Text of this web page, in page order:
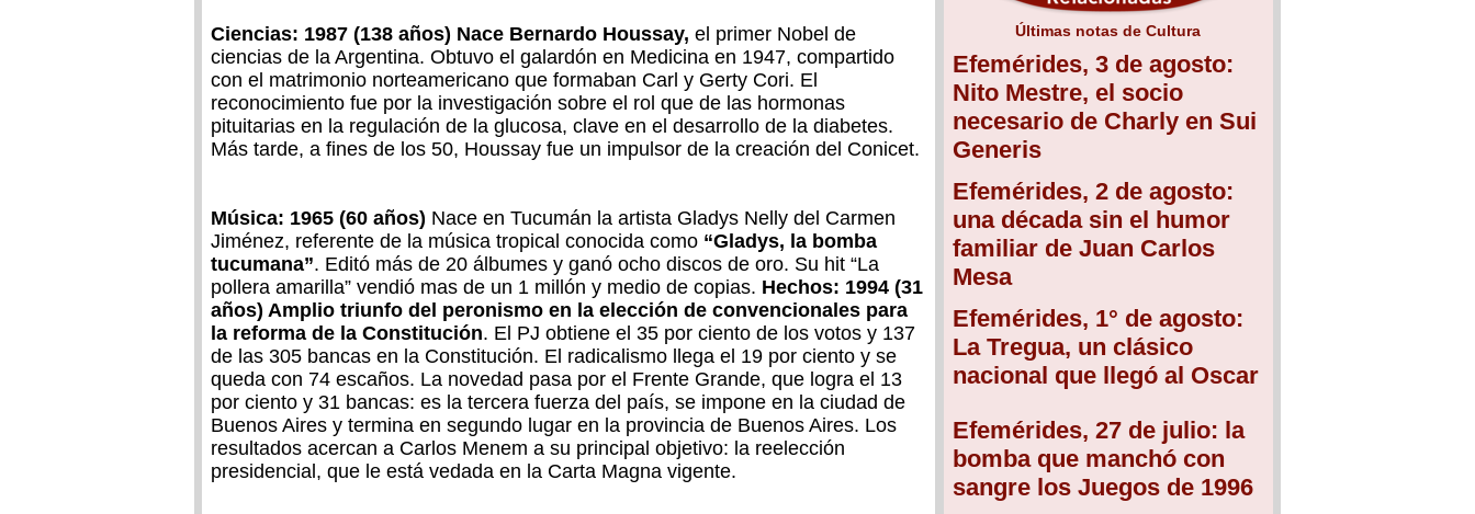
Últimas notas de Cultura
Efemérides, 3 de agosto:
Nito Mestre, el socio
necesario de Charly en Sui
Generis
Efemérides, 2 de agosto:
una década sin el humor
familiar de Juan Carlos
Mesa
Efemérides, 1° de agosto:
La Tregua, un clásico
nacional que llegó al Oscar
Efemérides, 27 de julio: la
bomba que manchó con
sangre los Juegos de 1996
Ciencias: 1987 (138 años) Nace Bernardo Houssay, el primer Nobel de
ciencias de la Argentina. Obtuvo el galardón en Medicina en 1947, compartido
con el matrimonio norteamericano que formaban Carl y Gerty Cori. El
reconocimiento fue por la investigación sobre el rol que de las hormonas
pituitarias en la regulación de la glucosa, clave en el desarrollo de la diabetes.
Más tarde, a fines de los 50, Houssay fue un impulsor de la creación del Conicet.
Música: 1965 (60 años) Nace en Tucumán la artista Gladys Nelly del Carmen
Jiménez, referente de la música tropical conocida como “Gladys, la bomba
tucumana”. Editó más de 20 álbumes y ganó ocho discos de oro. Su hit “La
pollera amarilla” vendió mas de un 1 millón y medio de copias. Hechos: 1994 (31
años) Amplio triunfo del peronismo en la elección de convencionales para
la reforma de la Constitución. El PJ obtiene el 35 por ciento de los votos y 137
de las 305 bancas en la Constitución. El radicalismo llega el 19 por ciento y se
queda con 74 escaños. La novedad pasa por el Frente Grande, que logra el 13
por ciento y 31 bancas: es la tercera fuerza del país, se impone en la ciudad de
Buenos Aires y termina en segundo lugar en la provincia de Buenos Aires. Los
resultados acercan a Carlos Menem a su principal objetivo: la reelección
presidencial, que le está vedada en la Carta Magna vigente.